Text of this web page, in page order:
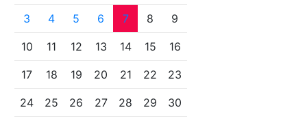
3 4 5 6 7 8 9
10 11 12 13 14 15 16
17 18 19 20 21 22 23
24 25 26 27 28 29 30